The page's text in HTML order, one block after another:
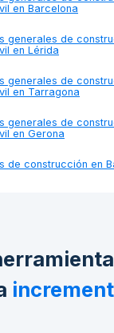
en Barcelona
generales de
en Lérida
generales de
en Tarragona
generales de
en Gerona
de construcción en